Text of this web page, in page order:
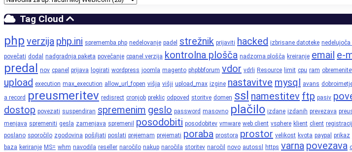
Tag Cloud
php verzija php.ini sprememba php nedelovanje padel strežnik prijaviti hacked izbrisane datoteke nedelujoča
povečati dodal nadgradnja paketa povečanje cpanel verzija kontrolna plošča nadzorna plošča kreiranje email e-
predal nov cpanel prijava logirati wordpress joomla magento phpbbforum vdor vdrli Resource limit cpu ram
upload execution max_execution allow_url_fopen višja višji upload_max izgine nastavitve mysql avans
a record preusmeritev redisrect cronjob preklic odpoved storitve domen ssl namestitev ftp pasiv
dostop povezati suspendiran spremenim geslo password masovno plačilo izdane izdanih prevezava
menjava spremeniti gesla zamenjava spremenil posodobiti posodobitev vmware web client vsphere klient client
poslano sporočilo zgodovina pošiljati poslati prejemam prejemati poraba prostora prostor velikost kvota paypal prikaz
baza keriranje MS= whm navodila reseller naročilo nakup naročila storitev naročil novo autossl https varna povezava